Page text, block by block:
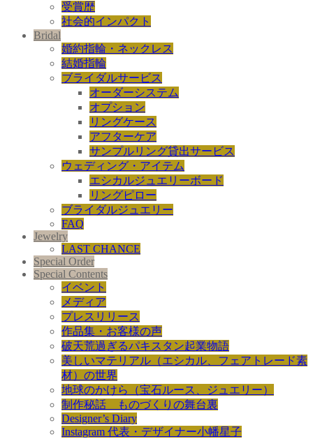
受賞歴
社会的インパクト
Bridal
婚約指輪・ネックレス
結婚指輪
ブライダルサービス
オーダーシステム
オプション
リングケース
アフターケア
サンプルリング貸出サービス
ウェディング・アイテム
エシカルジュエリーボード
リングピロー
ブライダルジュエリー
FAQ
Jewelry
LAST CHANCE
Special Order
Special Contents
イベント
メディア
プレスリリース
作品集・お客様の声
破天荒過ぎるパキスタン起業物語
美しいマテリアル（エシカル、フェアトレード素
材）の世界
地球のかけら（宝石ルース、ジュエリー）
制作秘話 ものづくりの舞台裏
Designer’s Diary
Instagram 代表・デザイナー小幡星子